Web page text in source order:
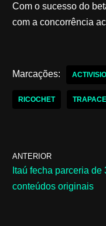
Com o sucesso do
com a concorrência
Marcações:
RICOCHET
ANTERIOR
Itaú fecha parceria
conteúdos originais